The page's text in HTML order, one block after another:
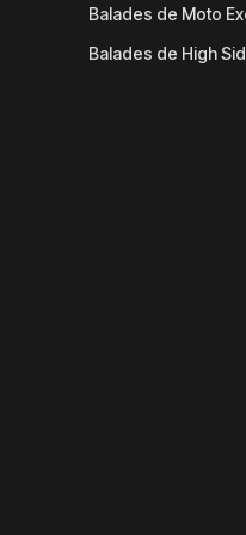
Balades de Moto
Balades de High